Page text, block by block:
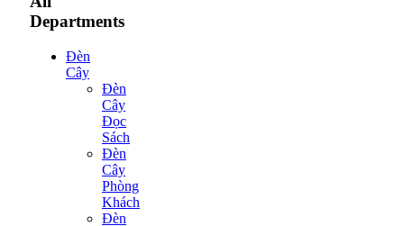
Departments
Đèn
Cây
Đèn
Cây
Đọc
Sách
Đèn
Cây
Phòng
Khách
Đèn